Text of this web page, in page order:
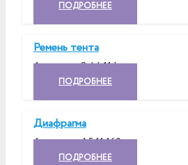
ПОДРОБНЕЕ
Ремень тента
Артикул: 8.44.114
ПОДРОБНЕЕ
Диафрагма
Артикул: А5.11.169
ПОДРОБНЕЕ